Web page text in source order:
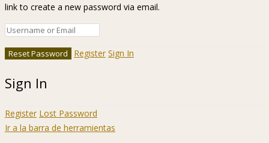
link to create a new password via email.
Register Sign In
Sign In
Register Lost Password
Ir a la barra de herramientas